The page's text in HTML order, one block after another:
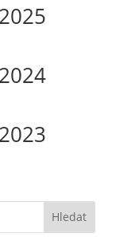
Hledat